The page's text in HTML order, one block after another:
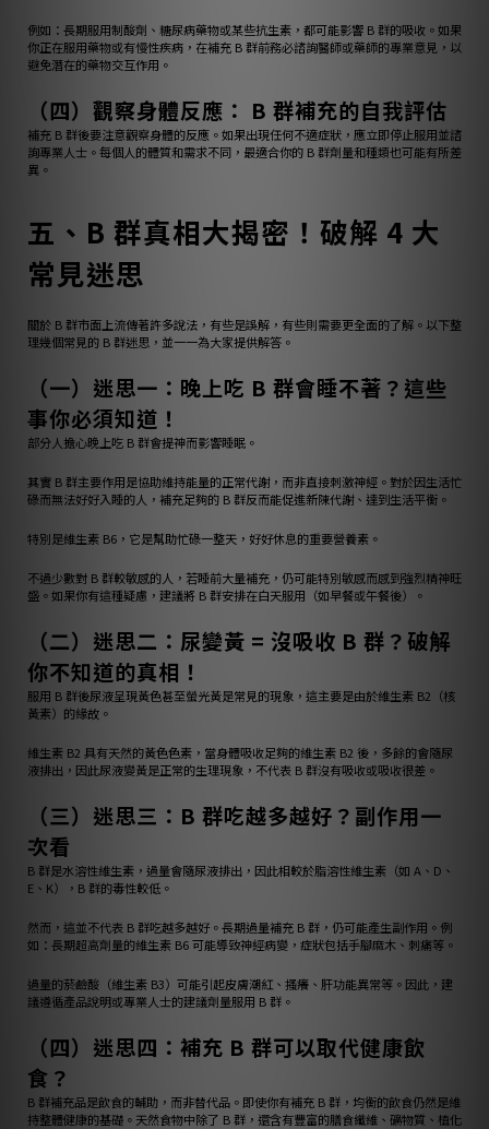
例如：長期服用制酸劑、糖尿病藥物或某些抗生素，都可能影響 B 群的吸收。如果
你正在服用藥物或有慢性疾病，在補充 B 群前務必諮詢醫師或藥師的專業意見，以
避免潛在的藥物交互作用。
（四）觀察身體反應： B 群補充的自我評估
補充 B 群後要注意觀察身體的反應。如果出現任何不適症狀，應立即停止服用並諮
詢專業人士。每個人的體質和需求不同，最適合你的 B 群劑量和種類也可能有所差
異。
五、B 群真相大揭密！破解 4 大
常見迷思
關於 B 群市面上流傳著許多說法，有些是誤解，有些則需要更全面的了解。以下整
理幾個常見的 B 群迷思，並一一為大家提供解答。
（一）迷思一：晚上吃 B 群會睡不著？這些
事你必須知道！
部分人擔心晚上吃 B 群會提神而影響睡眠。
其實 B 群主要作用是協助維持能量的正常代謝，而非直接刺激神經。對於因生活忙
碌而無法好好入睡的人，補充足夠的 B 群反而能促進新陳代謝、達到生活平衡。
特別是維生素 B6，它是幫助忙碌一整天，好好休息的重要營養素。
不過少數對 B 群較敏感的人，若睡前大量補充，仍可能特別敏感而感到強烈精神旺
盛。如果你有這種疑慮，建議將 B 群安排在白天服用（如早餐或午餐後）。
（二）迷思二：尿變黃 = 沒吸收 B 群？破解
你不知道的真相！
服用 B 群後尿液呈現黃色甚至螢光黃是常見的現象，這主要是由於維生素 B2（核
黃素）的緣故。
維生素 B2 具有天然的黃色色素，當身體吸收足夠的維生素 B2 後，多餘的會隨尿
液排出，因此尿液變黃是正常的生理現象，不代表 B 群沒有吸收或吸收很差。
（三）迷思三：B 群吃越多越好？副作用一
次看
B 群是水溶性維生素，過量會隨尿液排出，因此相較於脂溶性維生素（如 A、D、
E、K），B 群的毒性較低。
然而，這並不代表 B 群吃越多越好。長期過量補充 B 群，仍可能產生副作用。例
如：長期超高劑量的維生素 B6 可能導致神經病變，症狀包括手腳麻木、刺痛等。
過量的菸鹼酸（維生素 B3）可能引起皮膚潮紅、搔癢、肝功能異常等。因此，建
議遵循產品說明或專業人士的建議劑量服用 B 群。
（四）迷思四：補充 B 群可以取代健康飲
食？
B 群補充品是飲食的輔助，而非替代品。即使你有補充 B 群，均衡的飲食仍然是維
持整體健康的基礎。天然食物中除了 B 群，還含有豐富的膳食纖維、礦物質、植化